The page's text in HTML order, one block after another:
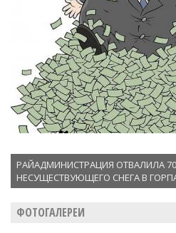
РАЙАДМИНИСТРАЦИЯ ОТВАЛИЛА
НЕСУЩЕСТВУЮЩЕГО СНЕГА В
ФОТОГАЛЕРЕИ